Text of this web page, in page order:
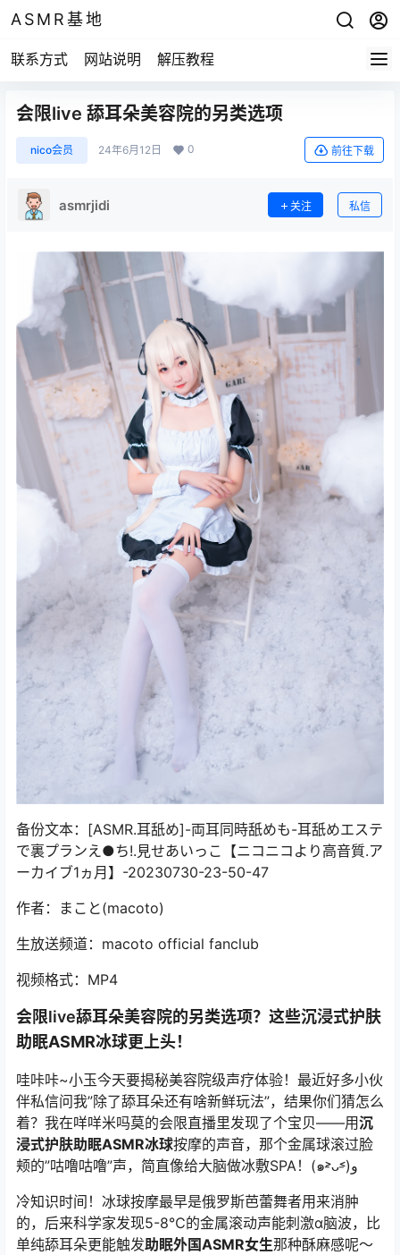
ASMR基地
联系方式 网站说明 解压教程
会限live 舔耳朵美容院的另类选项
nico会员 24年6月12日 0 前往下载
asmrjidi 关注 私信
备份文本：[ASMR.耳舐め]-両耳同時舐めも-耳舐めエステ
で裏プランえ●ち!.見せあいっこ【ニコニコより高音質.ア
ーカイブ1ヵ月】-20230730-23-50-47
作者：まこと(macoto)
生放送频道：macoto official fanclub
视频格式：MP4
会限live舔耳朵美容院的另类选项？这些沉浸式护肤
助眠ASMR冰球更上头！
哇咔咔~小玉今天要揭秘美容院级声疗体验！最近好多小伙
伴私信问我”除了舔耳朵还有啥新鲜玩法”，结果你们猜怎么
着？我在咩咩米吗莫的会限直播里发现了个宝贝——用沉
浸式护肤助眠ASMR冰球按摩的声音，那个金属球滚过脸
颊的”咕噜咕噜”声，简直像给大脑做冰敷SPA！(๑˃̵ᴗ˂̵)و
冷知识时间！冰球按摩最早是俄罗斯芭蕾舞者用来消肿
的，后来科学家发现5-8℃的金属滚动声能刺激α脑波，比
单纯舔耳朵更能触发助眠外国ASMR女生那种酥麻感呢～